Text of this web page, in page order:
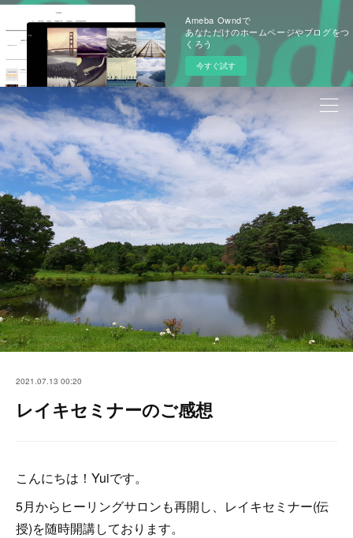
Ameba Owndで
あなただけのホームページやブログをつ
くろう
今すぐ試す
2021.07.13 00:20
レイキセミナーのご感想
こんにちは！Yuiです。
5月からヒーリングサロンも再開し、レイキセミナー(伝
授)を随時開講しております。